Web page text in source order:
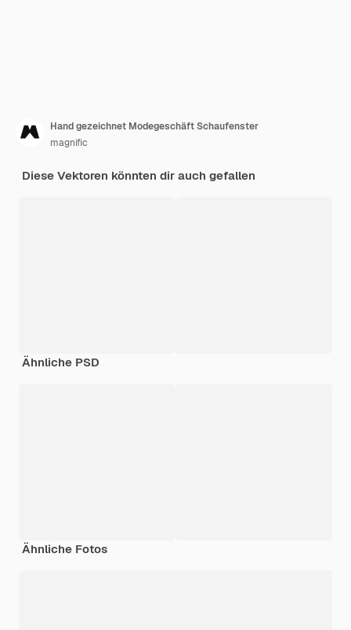
Hand gezeichnet Modegeschäft Schaufenster
magnific
Diese Vektoren könnten dir auch gefallen
Ähnliche PSD
Ähnliche Fotos